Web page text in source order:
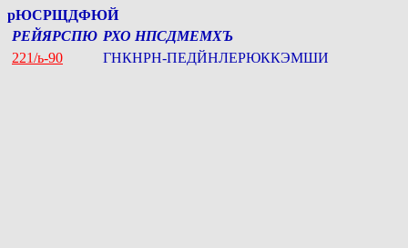
рЮСРЩДФЮЙ
РЕЙЯРСПЮ РХО НПСДМЕМХЪ
221/ь-90
ГНКНРН-ПЕДЙНЛЕРЮККЭМШИ